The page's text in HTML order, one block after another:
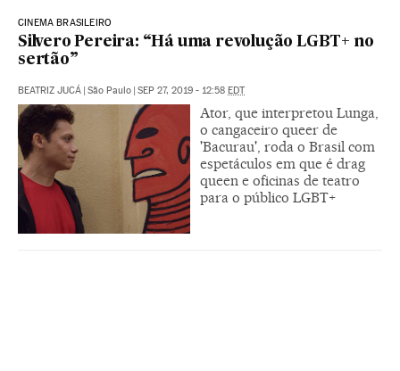
CINEMA BRASILEIRO
Silvero Pereira: “Há uma revolução LGBT+ no
sertão”
BEATRIZ JUCÁ | São Paulo | SEP 27, 2019 - 12:58 EDT
Ator, que interpretou Lunga,
o cangaceiro queer de
'Bacurau', roda o Brasil com
espetáculos em que é drag
queen e oficinas de teatro
para o público LGBT+